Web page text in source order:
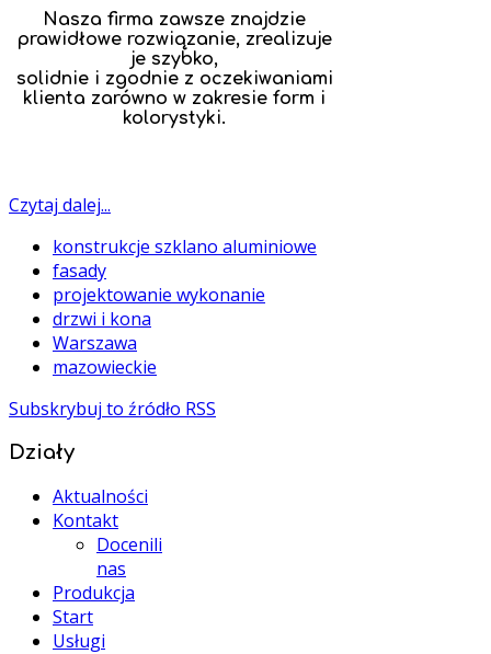
Nasza firma zawsze znajdzie
prawidłowe rozwiązanie, zrealizuje
je szybko,
solidnie i zgodnie z oczekiwaniami
klienta zarówno w zakresie form i
kolorystyki.
Czytaj dalej...
konstrukcje szklano aluminiowe
fasady
projektowanie wykonanie
drzwi i kona
Warszawa
mazowieckie
Subskrybuj to źródło RSS
Działy
Aktualności
Kontakt
Docenili
nas
Produkcja
Start
Usługi